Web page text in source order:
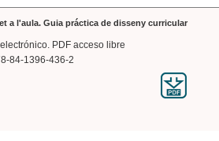
a l'aula. Guia práctica de disseny curricular
PDF acceso libre
84-1396-436-2